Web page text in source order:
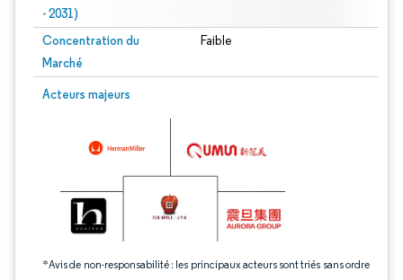
- 2031)
Concentration du
Marché
Faible
Acteurs majeurs
*Avis de non-responsabilité : les principaux acteurs sont triés sans ordre
Image © Mordor Intelligence. La réutilisation nécessite une attribution sous CC